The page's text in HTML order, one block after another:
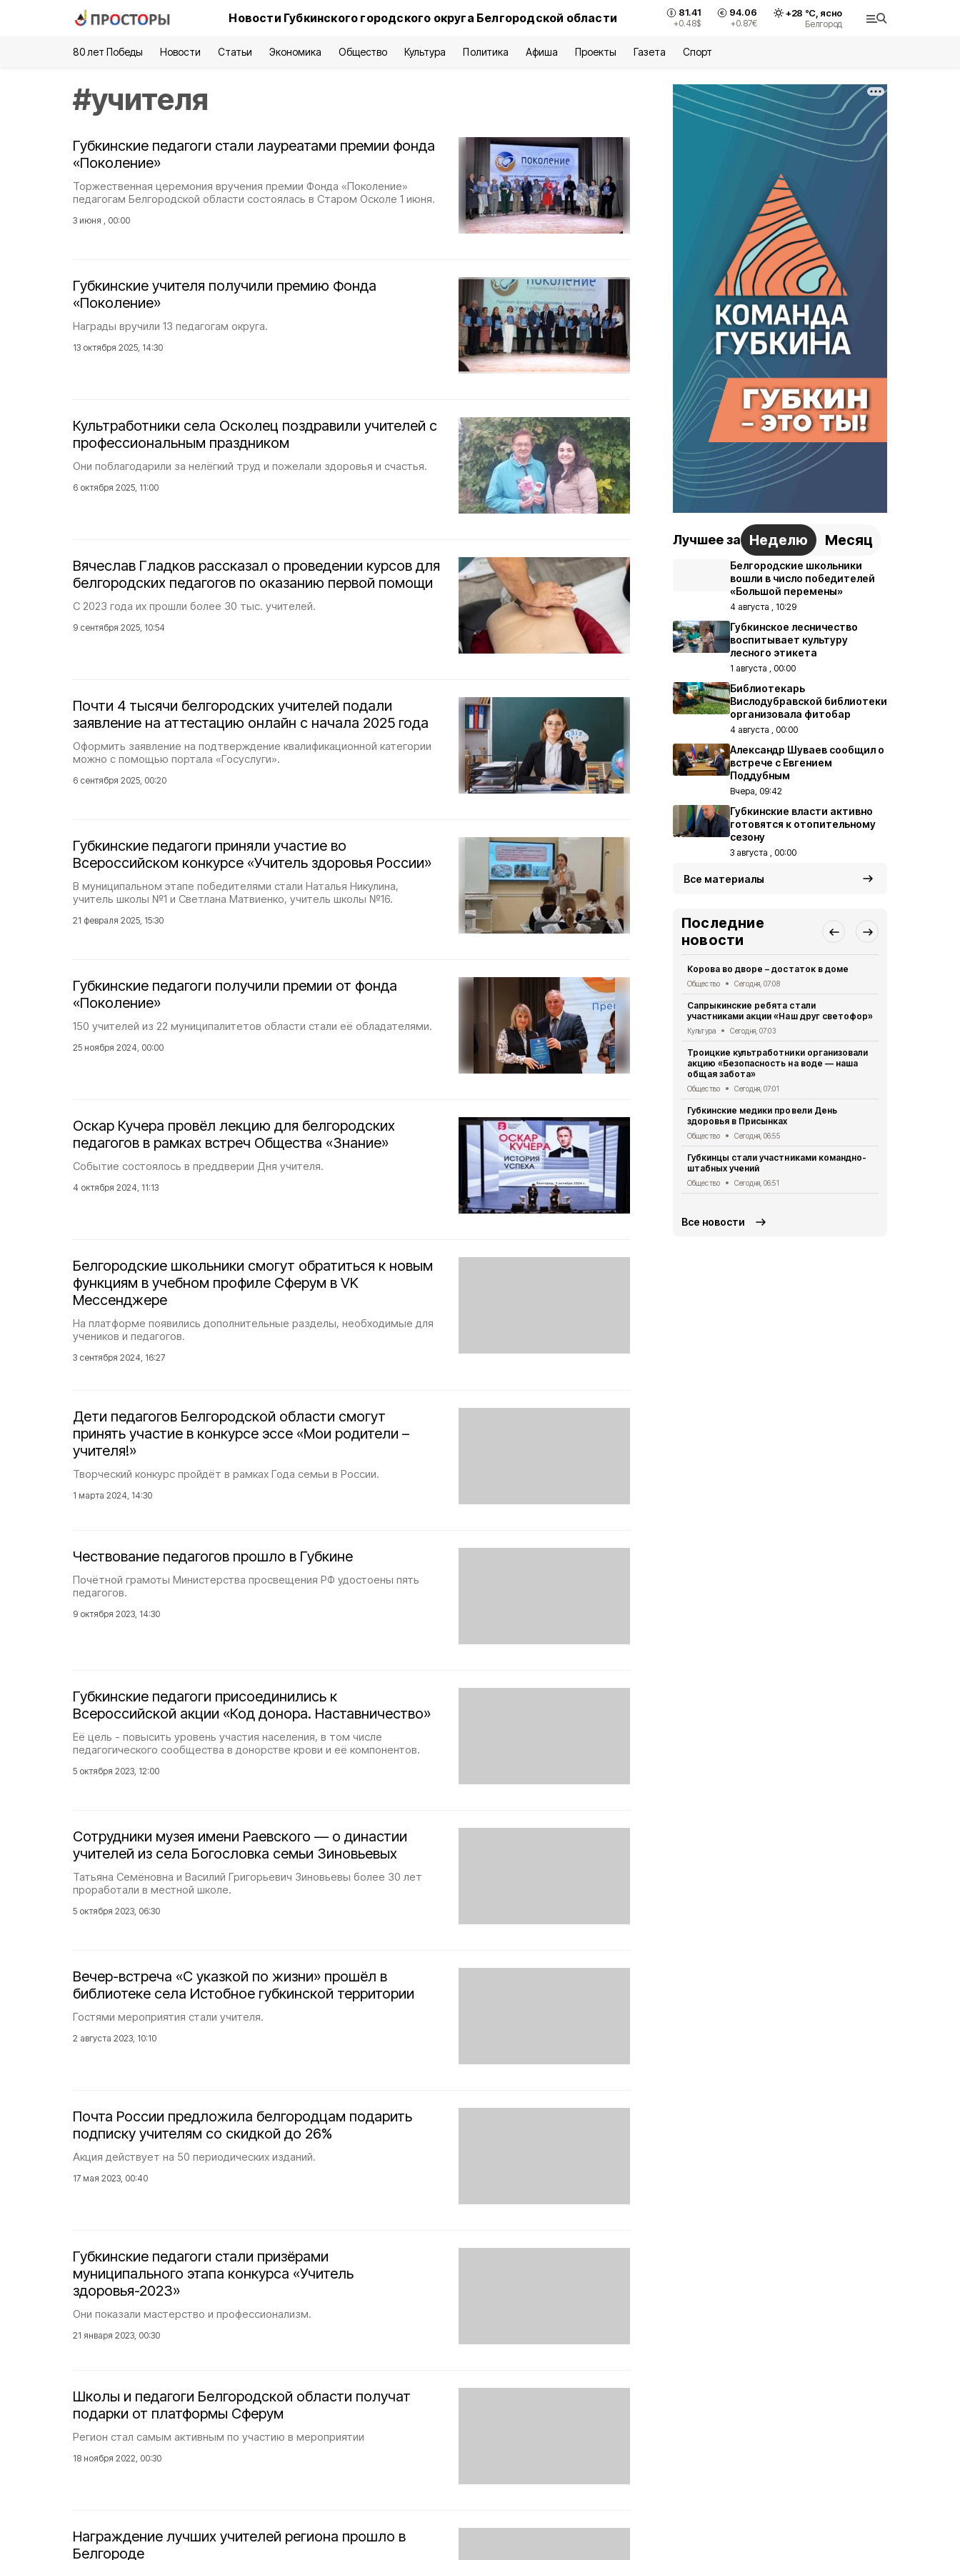
Новости Губкинского городского округа Белгородской области 81.41
+0.48$
94.06
+0.87€
+28 °С, ясно
Белгород
80 лет Победы Новости Статьи Экономика Общество Культура Политика Афиша Проекты Газета Спорт
#учителя
Губкинские педагоги стали лауреатами премии фонда
«Поколение»
Торжественная церемония вручения премии Фонда «Поколение»
педагогам Белгородской области состоялась в Старом Осколе 1 июня.
3 июня , 00:00
Губкинские учителя получили премию Фонда
«Поколение»
Награды вручили 13 педагогам округа.
13 октября 2025, 14:30
Культработники села Осколец поздравили учителей с
профессиональным праздником
Они поблагодарили за нелёгкий труд и пожелали здоровья и счастья.
6 октября 2025, 11:00
Вячеслав Гладков рассказал о проведении курсов для
белгородских педагогов по оказанию первой помощи
С 2023 года их прошли более 30 тыс. учителей.
9 сентября 2025, 10:54
Почти 4 тысячи белгородских учителей подали
заявление на аттестацию онлайн с начала 2025 года
Оформить заявление на подтверждение квалификационной категории
можно с помощью портала «Госуслуги».
6 сентября 2025, 00:20
Губкинские педагоги приняли участие во
Всероссийском конкурсе «Учитель здоровья России»
В муниципальном этапе победителями стали Наталья Никулина,
учитель школы №1 и Светлана Матвиенко, учитель школы №16.
21 февраля 2025, 15:30
Губкинские педагоги получили премии от фонда
«Поколение»
150 учителей из 22 муниципалитетов области стали её обладателями.
25 ноября 2024, 00:00
Оскар Кучера провёл лекцию для белгородских
педагогов в рамках встреч Общества «Знание»
Событие состоялось в преддверии Дня учителя.
4 октября 2024, 11:13
Белгородские школьники смогут обратиться к новым
функциям в учебном профиле Сферум в VK
Мессенджере
На платформе появились дополнительные разделы, необходимые для
учеников и педагогов.
3 сентября 2024, 16:27
Дети педагогов Белгородской области смогут
принять участие в конкурсе эссе «Мои родители –
учителя!»
Творческий конкурс пройдёт в рамках Года семьи в России.
1 марта 2024, 14:30
Чествование педагогов прошло в Губкине
Почётной грамоты Министерства просвещения РФ удостоены пять
педагогов.
9 октября 2023, 14:30
Губкинские педагоги присоединились к
Всероссийской акции «Код донора. Наставничество»
Её цель - повысить уровень участия населения, в том числе
педагогического сообщества в донорстве крови и её компонентов.
5 октября 2023, 12:00
Сотрудники музея имени Раевского — о династии
учителей из села Богословка семьи Зиновьевых
Татьяна Семёновна и Василий Григорьевич Зиновьевы более 30 лет
проработали в местной школе.
5 октября 2023, 06:30
Вечер-встреча «С указкой по жизни» прошёл в
библиотеке села Истобное губкинской территории
Гостями мероприятия стали учителя.
2 августа 2023, 10:10
Почта России предложила белгородцам подарить
подписку учителям со скидкой до 26%
Акция действует на 50 периодических изданий.
17 мая 2023, 00:40
Губкинские педагоги стали призёрами
муниципального этапа конкурса «Учитель
здоровья-2023»
Они показали мастерство и профессионализм.
21 января 2023, 00:30
Школы и педагоги Белгородской области получат
подарки от платформы Сферум
Регион стал самым активным по участию в мероприятии
18 ноября 2022, 00:30
Награждение лучших учителей региона прошло в
Белгороде
Лучшее за Неделю Месяц
Белгородские школьники
вошли в число победителей
«Большой перемены»
4 августа , 10:29
Губкинское лесничество
воспитывает культуру
лесного этикета
1 августа , 00:00
Библиотекарь
Вислодубравской библиотеки
организовала фитобар
4 августа , 00:00
Александр Шуваев сообщил о
встрече с Евгением
Поддубным
Вчера, 09:42
Губкинские власти активно
готовятся к отопительному
сезону
3 августа , 00:00
Все материалы
Последние
новости
Корова во дворе – достаток в доме
Общество Сегодня, 07:08
Сапрыкинские ребята стали
участниками акции «Наш друг светофор»
Культура Сегодня, 07:03
Троицкие культработники организовали
акцию «Безопасность на воде — наша
общая забота»
Общество Сегодня, 07:01
Губкинские медики провели День
здоровья в Присынках
Общество Сегодня, 06:55
Губкинцы стали участниками командно-
штабных учений
Общество Сегодня, 06:51
Все новости